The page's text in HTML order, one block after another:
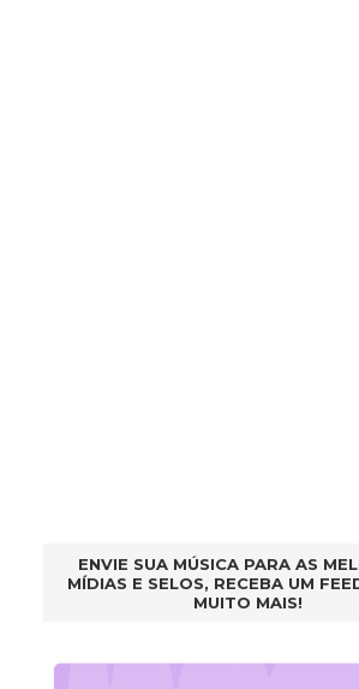
ENVIE SUA MÚSICA PARA AS
MÍDIAS E SELOS, RECEBA UM
MUITO MAIS!